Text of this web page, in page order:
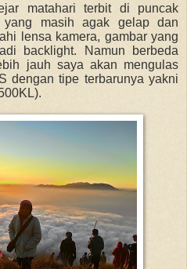
matahari terbit di puncak
yang masih agak gelap dan
lensa kamera, gambar yang
backlight. Namun berbeda
jauh saya akan mengulas
dengantipe terbarunya yakni